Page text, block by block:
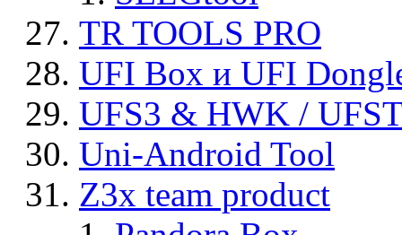
TR TOOLS PRO
UFI Box и UFI
UFS3 & HWK /
Uni-Android Tool
Z3x team product